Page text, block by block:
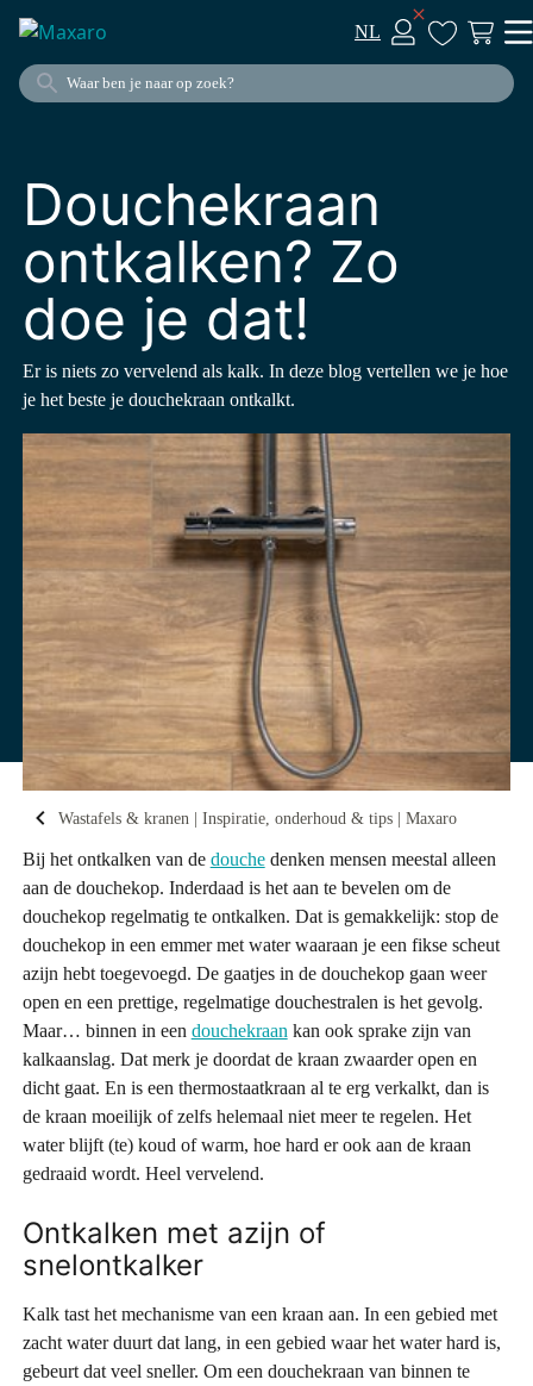
NL
Douchekraan
ontkalken? Zo
doe je dat!
Er is niets zo vervelend als kalk. In deze blog vertellen we je hoe
je het beste je douchekraan ontkalkt.
Wastafels & kranen | Inspiratie, onderhoud & tips | Maxaro
Bij het ontkalken van de douchedenken mensen meestal alleen
aan de douchekop. Inderdaad is het aan te bevelen om de
douchekop regelmatig te ontkalken. Dat is gemakkelijk: stop de
douchekop in een emmer met water waaraan je een fikse scheut
azijn hebt toegevoegd. De gaatjes in de douchekop gaan weer
open en een prettige, regelmatige douchestralen is het gevolg.
Maar… binnen in een douchekraan kan ook sprake zijn van
kalkaanslag. Dat merk je doordat de kraan zwaarder open en
dicht gaat. En is een thermostaatkraan al te erg verkalkt, dan is
de kraan moeilijk of zelfs helemaal niet meer te regelen. Het
water blijft (te) koud of warm, hoe hard er ook aan de kraan
gedraaid wordt. Heel vervelend.
Ontkalken met azijn of
snelontkalker
Kalk tast het mechanisme van een kraan aan. In een gebied met
zacht water duurt dat lang, in een gebied waar het water hard is,
gebeurt dat veel sneller. Om een douchekraan van binnen te